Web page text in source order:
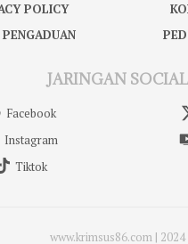
POLICY
JARINGAN SOCIAL
Facebook
Instagram
Tiktok
www.krimsus86.com | 2024